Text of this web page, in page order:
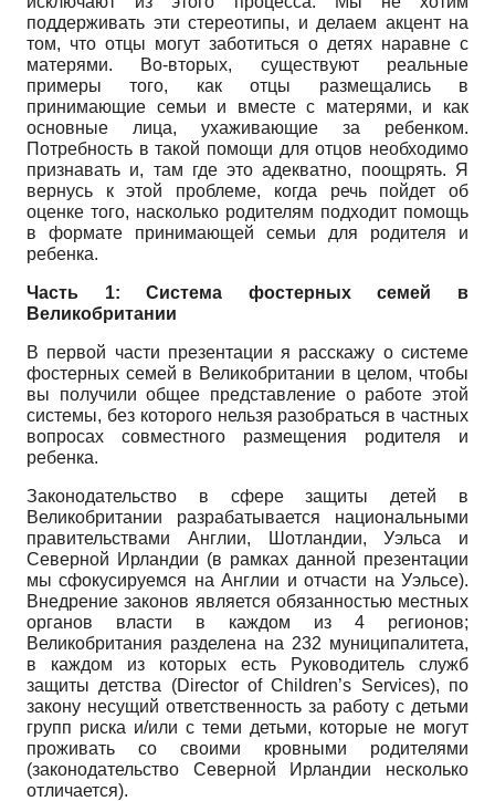
поддерживать эти стереотипы, и делаем акцент на
том, что отцы могут заботиться о детях наравне с
матерями. Во-вторых, существуют реальные
примеры того, как отцы размещались в
принимающие семьи и вместе с матерями, и как
основные лица, ухаживающие за ребенком.
Потребность в такой помощи для отцов необходимо
признавать и, там где это адекватно, поощрять. Я
вернусь к этой проблеме, когда речь пойдет об
оценке того, насколько родителям подходит помощь
в формате принимающей семьи для родителя и
ребенка.
Часть 1: Система фостерных семей в
Великобритании
В первой части презентации я расскажу о системе
фостерных семей в Великобритании в целом, чтобы
вы получили общее представление о работе этой
системы, без которого нельзя разобраться в частных
вопросах совместного размещения родителя и
ребенка.
Законодательство в сфере защиты детей в
Великобритании разрабатывается национальными
правительствами Англии, Шотландии, Уэльса и
Северной Ирландии (в рамках данной презентации
мы сфокусируемся на Англии и отчасти на Уэльсе).
Внедрение законов является обязанностью местных
органов власти в каждом из 4 регионов;
Великобритания разделена на 232 муниципалитета,
в каждом из которых есть Руководитель служб
защиты детства (Director of Children’s Services), по
закону несущий ответственность за работу с детьми
групп риска и/или с теми детьми, которые не могут
проживать со своими кровными родителями
(законодательство Северной Ирландии несколько
отличается).